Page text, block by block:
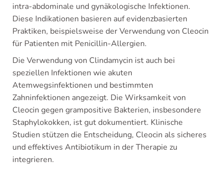
intra-abdominale und gynäkologische Infektionen.
Diese Indikationen basieren auf evidenzbasierten
Praktiken, beispielsweise der Verwendung von Cleocin
für Patienten mit Penicillin-Allergien.
Die Verwendung von Clindamycin ist auch bei
speziellen Infektionen wie akuten
Atemwegsinfektionen und bestimmten
Zahninfektionen angezeigt. Die Wirksamkeit von
Cleocin gegen grampositive Bakterien, insbesondere
Staphylokokken, ist gut dokumentiert. Klinische
Studien stützen die Entscheidung, Cleocin als sicheres
und effektives Antibiotikum in der Therapie zu
integrieren.